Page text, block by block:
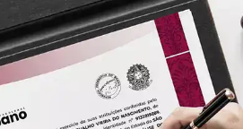
11.Estruturas de Dados Em Python